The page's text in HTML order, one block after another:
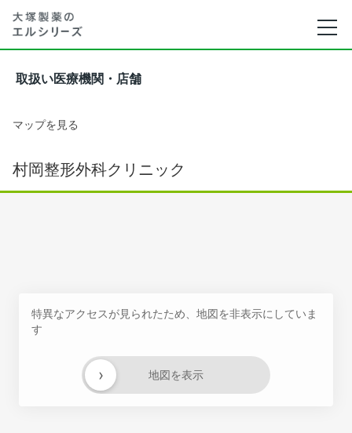
取扱い医療機関・店舗
マップを見る
村岡整形外科クリニック
特異なアクセスが見られたため、地図を非表示にしていま
す
地図を表示
›